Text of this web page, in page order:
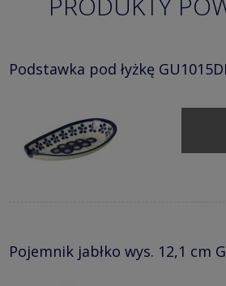
Podstawka pod łyżkę
Pojemnik jabłko wys. 12,1 cm